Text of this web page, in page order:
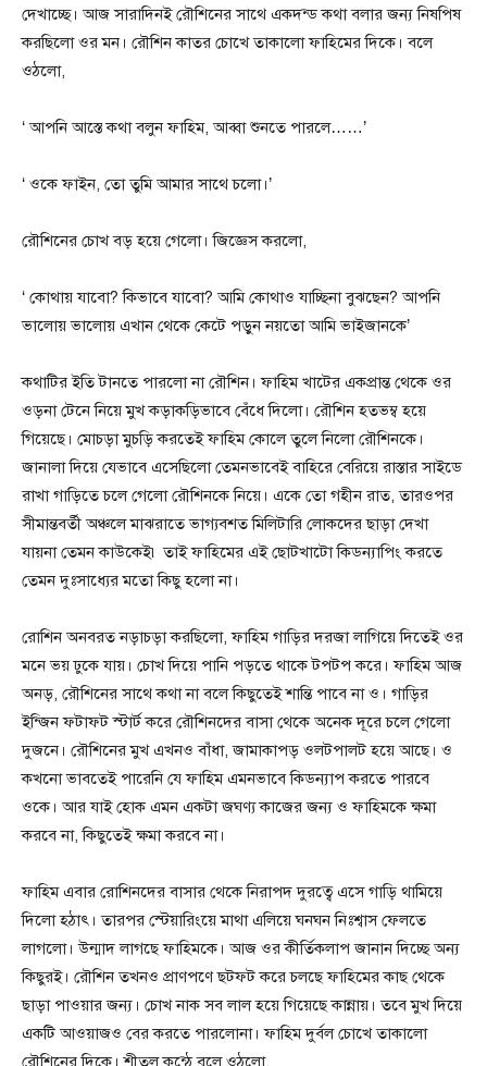
দেখাচ্ছে। আজ সারাদিনই রৌশিনের সাথে একদন্ড কথা বলার জন্য নিষপিষ
করছিলো ওর মন। রৌশিন কাতর চোখে তাকালো ফাহিমের দিকে। বলে
ওঠলো,
‘ আপনি আস্তে কথা বলুন ফাহিম, আব্বা শুনতে পারলে……’
‘ ওকে ফাইন, তো তুমি আমার সাথে চলো।’
রৌশিনের চোখ বড় হয়ে গেলো। জিজ্ঞেস করলো,
‘ কোথায় যাবো? কিভাবে যাবো? আমি কোথাও যাচ্ছিনা বুঝছেন? আপনি
ভালোয় ভালোয় এখান থেকে কেটে পড়ুন নয়তো আমি ভাইজানকে’
কথাটির ইতি টানতে পারলো না রৌশিন। ফাহিম খাটের একপ্রান্ত থেকে ওর
ওড়না টেনে নিয়ে মুখ কড়াকড়িভাবে বেঁধে দিলো। রৌশিন হতভম্ব হয়ে
গিয়েছে। মোচড়া মুচড়ি করতেই ফাহিম কোলে তুলে নিলো রৌশিনকে।
জানালা দিয়ে যেভাবে এসেছিলো তেমনভাবেই বাহিরে বেরিয়ে রাস্তার সাইডে
রাখা গাড়িতে চলে গেলো রৌশিনকে নিয়ে। একে তো গহীন রাত, তারওপর
সীমান্তবর্তী অঞ্চলে মাঝরাতে ভাগ্যবশত মিলিটারি লোকদের ছাড়া দেখা
যায়না তেমন কাউকেই৷ তাই ফাহিমের এই ছোটখাটো কিডন্যাপিং করতে
তেমন দুঃসাধ্যের মতো কিছু হলো না।
রোশিন অনবরত নড়াচড়া করছিলো, ফাহিম গাড়ির দরজা লাগিয়ে দিতেই ওর
মনে ভয় ঢুকে যায়। চোখ দিয়ে পানি পড়তে থাকে টপটপ করে। ফাহিম আজ
অনড়, রৌশিনের সাথে কথা না বলে কিছুতেই শান্তি পাবে না ও। গাড়ির
ইন্জিন ফটাফট স্টার্ট করে রৌশিনদের বাসা থেকে অনেক দূরে চলে গেলো
দুজনে। রৌশিনের মুখ এখনও বাঁধা, জামাকাপড় ওলটপালট হয়ে আছে। ও
কখনো ভাবতেই পারেনি যে ফাহিম এমনভাবে কিডন্যাপ করতে পারবে
ওকে। আর যাই হোক এমন একটা জঘণ্য কাজের জন্য ও ফাহিমকে ক্ষমা
করবে না, কিছুতেই ক্ষমা করবে না।
ফাহিম এবার রোশিনদের বাসার থেকে নিরাপদ দুরত্বে এসে গাড়ি থামিয়ে
দিলো হঠাৎ। তারপর স্টেয়ারিংয়ে মাথা এলিয়ে ঘনঘন নিঃশ্বাস ফেলতে
লাগলো। উন্মাদ লাগছে ফাহিমকে। আজ ওর কীর্তিকলাপ জানান দিচ্ছে অন্য
কিছুরই। রৌশিন তখনও প্রাণপণে ছটফট করে চলছে ফাহিমের কাছ থেকে
ছাড়া পাওয়ার জন্য। চোখ নাক সব লাল হয়ে গিয়েছে কান্নায়। তবে মুখ দিয়ে
একটি আওয়াজও বের করতে পারলোনা। ফাহিম দুর্বল চোখে তাকালো
রৌশিনের দিকে। শীতল কন্ঠে বলে ওঠলো,